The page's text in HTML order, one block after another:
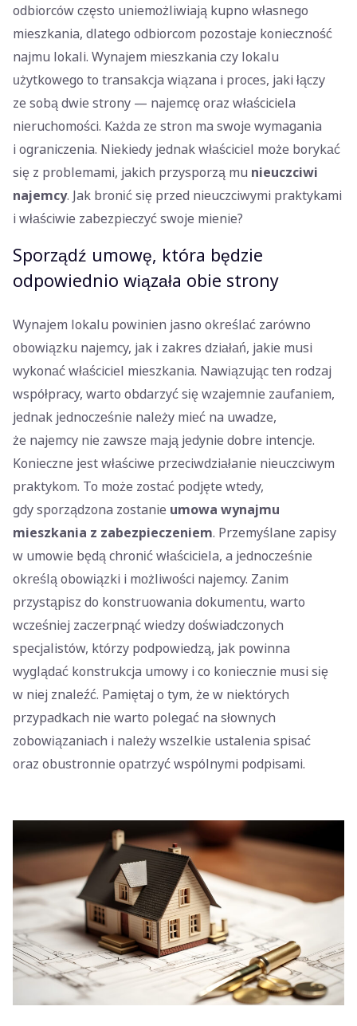
odbiorców często uniemożliwiają kupno własnego
mieszkania, dlatego odbiorcom pozostaje konieczność
najmu lokali. Wynajem mieszkania czy lokalu
użytkowego to transakcja wiązana i proces, jaki łączy
ze sobą dwie strony — najemcę oraz właściciela
nieruchomości. Każda ze stron ma swoje wymagania
i ograniczenia. Niekiedy jednak właściciel może borykać
się z problemami, jakich przysporzą mu nieuczciwi
najemcy. Jak bronić się przed nieuczciwymi praktykami
i właściwie zabezpieczyć swoje mienie?
Sporządź umowę, która będzie
odpowiednio wiązała obie strony
Wynajem lokalu powinien jasno określać zarówno
obowiązku najemcy, jak i zakres działań, jakie musi
wykonać właściciel mieszkania. Nawiązując ten rodzaj
współpracy, warto obdarzyć się wzajemnie zaufaniem,
jednak jednocześnie należy mieć na uwadze,
że najemcy nie zawsze mają jedynie dobre intencje.
Konieczne jest właściwe przeciwdziałanie nieuczciwym
praktykom. To może zostać podjęte wtedy,
gdy sporządzona zostanie umowa wynajmu
mieszkania z zabezpieczeniem. Przemyślane zapisy
w umowie będą chronić właściciela, a jednocześnie
określą obowiązki i możliwości najemcy. Zanim
przystąpisz do konstruowania dokumentu, warto
wcześniej zaczerpnąć wiedzy doświadczonych
specjalistów, którzy podpowiedzą, jak powinna
wyglądać konstrukcja umowy i co koniecznie musi się
w niej znaleźć. Pamiętaj o tym, że w niektórych
przypadkach nie warto polegać na słownych
zobowiązaniach i należy wszelkie ustalenia spisać
oraz obustronnie opatrzyć wspólnymi podpisami.